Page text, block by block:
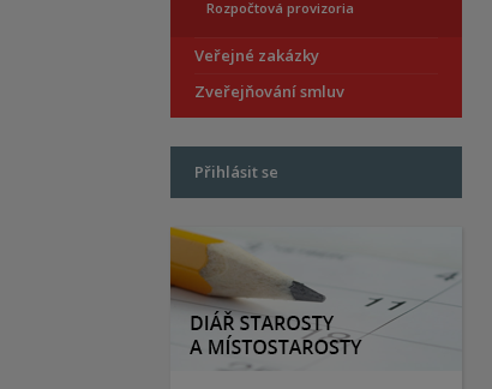
Rozpočtová provizoria
Veřejné zakázky
Zveřejňování smluv
Přihlásit se